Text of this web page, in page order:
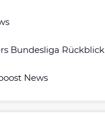
Bundesliga Rückblick
News